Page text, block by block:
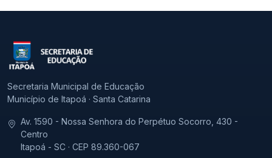
Secretaria Municipal de Educação
Município de Itapoá · Santa Catarina
Av. 1590 - Nossa Senhora do Perpétuo Socorro, 430 -
Centro
Itapoá - SC · CEP 89.360-067